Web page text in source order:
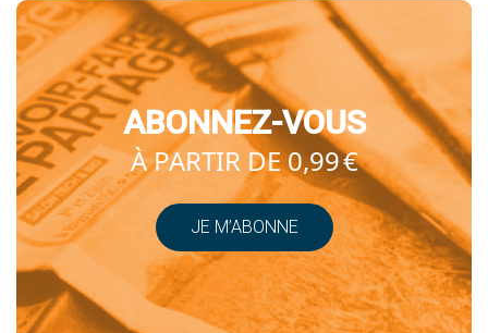
ABONNEZ-VOUS
À PARTIR DE 0,99 €
JE M’ABONNE